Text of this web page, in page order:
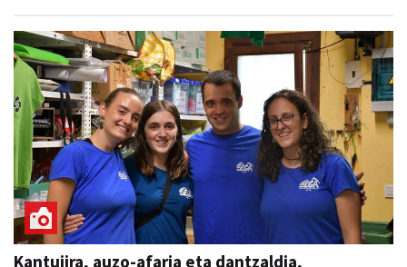
Kantujira, auzo-afaria eta dantzaldia,